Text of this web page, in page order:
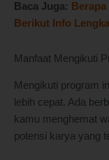
Baca Juga:
Berikut Info
Manfaat Mengikuti
Mengikuti program
lebih cepat. Ada
kamu menghemat
potensi karya yang